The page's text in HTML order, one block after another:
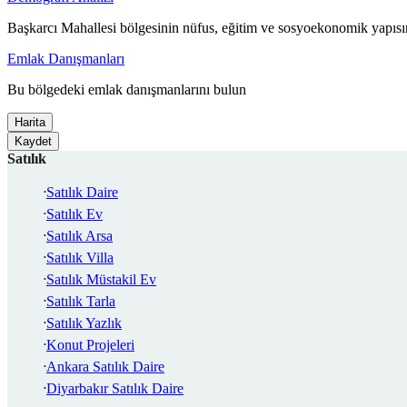
Başkarcı Mahallesi bölgesinin nüfus, eğitim ve sosyoekonomik
Emlak Danışmanları
Bu bölgedeki emlak danışmanlarını bulun
Harita
Kaydet
Satılık
Satılık Daire
Satılık Ev
Satılık Arsa
Satılık Villa
Satılık Müstakil Ev
Satılık Tarla
Satılık Yazlık
Konut Projeleri
Ankara Satılık Daire
Diyarbakır Satılık Daire